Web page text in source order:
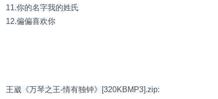
11.你的名字我的姓氏
12.偏偏喜欢你
王崴《万琴之王-情有独钟》[320KBMP3].zip: